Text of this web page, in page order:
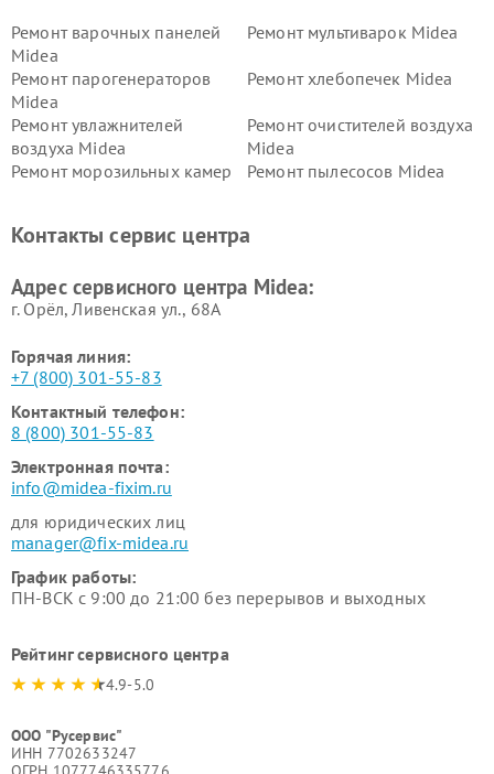
Ремонт варочных панелей
Midea
Ремонт мультиварок Midea
Ремонт парогенераторов
Midea
Ремонт хлебопечек Midea
Ремонт увлажнителей
воздуха Midea
Ремонт очистителей воздуха
Midea
Ремонт морозильных камер
Ремонт пылесосов Midea
пылесосов Midea
Midea
Контакты сервис центра
Адрес сервисного центра Midea:
г. Орёл, Ливенская ул., 68А
Горячая линия:
+7 (800) 301-55-83
Контактный телефон:
8 (800) 301-55-83
Электронная почта:
info@midea-fixim.ru
для юридических лиц
manager@fix-midea.ru
График работы:
ПН-ВСК с 9:00 до 21:00 без перерывов и выходных
Рейтинг сервисного центра
4.9-5.0
ООО "Русервис"
ИНН 7702633247